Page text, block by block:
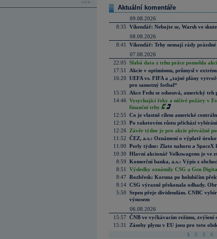
více...
Aktuální komentáře
09.08.2026
8:35 Víkendář: Nebojte se, Warsh ve
08.08.2026
8:41
Víkendář: Trhy nemají rády prázdné
07.08.2026
22:05 Slabá data z trhu práce pomohla
17:51
Akcie v optimismu, průmysl v
16:20 UEFA vs. FIFA a „tajné plány
pro samotný fotbal“
15:35
Akce Fedu se odsouvá, americký
14:46 Vysychající řeky a ničivé požáry v
finanční trhy
12:55 Co je vlastně cílem americké
12:35 Po raketovém růstu přichází
12:26
Závěr týdne je pro akcie převážně
11:52 ČEZ, a.s.: Oznámení o výplatě
11:00 Perly týdne: Zlato nahoru a SpaceX
10:30 Hlavní akcionář Volkswagenu je ve
8:59 Komerční banka, a.s.: Výpis z
8:51
Výsledky oznámily CSG a Gen
8:47 Rozbřesk: Koruna po holubičím
8:14 CSG výrazně překonala odhady.
5:50 Srpen přeje dividendám. CNBC
výnosem
06.08.2026
15:57 ČNB ve vyčkávacím režimu, zvýšení
15:31
Zásoby plynu v EU jsou pro toto
1 2 3 4